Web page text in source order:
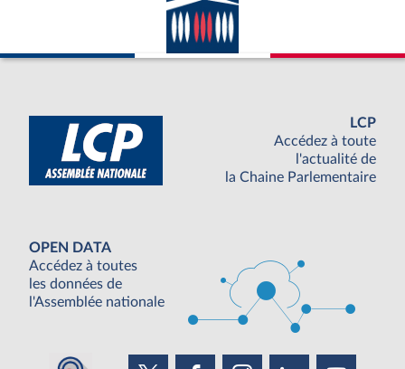
LCP
Accédez à toute
l'actualité de
la Chaine Parlementaire
OPEN DATA
Accédez à toutes
les données de
l'Assemblée nationale